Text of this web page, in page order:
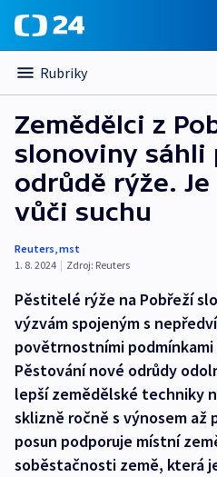
Rubriky
Zemědělci z
slonoviny sáhli
odrůdě rýže.
vůči suchu
Reuters,mst
1. 8. 2024 | Zdroj: Reuters
Pěstitelé rýže na Pobřeží
výzvám spojeným s
povětrnostními podmínkami
Pěstování nové odrůdy
lepší zemědělské techniky
sklizně ročně s výnosem
posun podporuje místní
soběstačnosti země, která